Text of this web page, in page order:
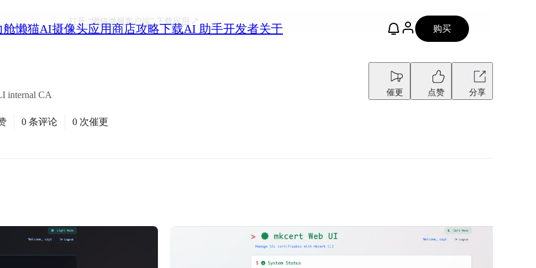
舱懒猫AI摄像头应用商店攻略下载AI 助手开发者关于 购买
打开 “懒猫微服客户端”下载应用
internal CA 催更 点赞 分享
0 条评论 0 次催更